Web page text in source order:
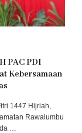
PAC PDI
Kebersamaan
1447 Hijriah,
Rawalumbu
…